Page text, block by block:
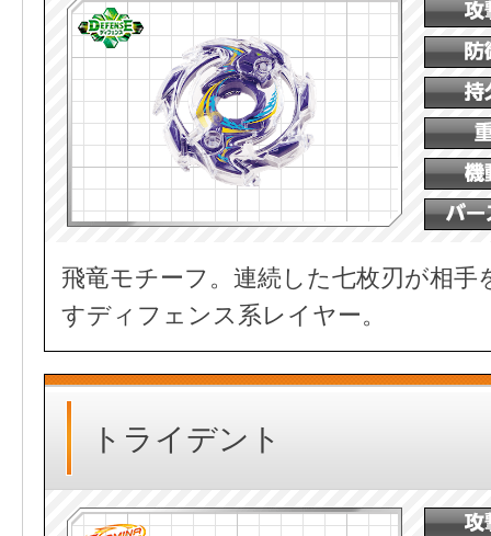
飛竜モチーフ。連続した七枚刃が相手
すディフェンス系レイヤー。
トライデント